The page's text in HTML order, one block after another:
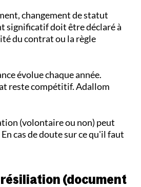
changement de statut
significatif doit être déclaré à
du contrat ou la règle
évolue chaque année.
reste compétitif. Adallom
(volontaire ou non) peut
cas de doute sur ce qu'il faut
résiliation (document